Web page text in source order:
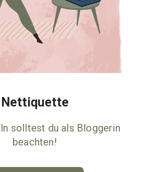
Nettiquette
solltest du als Bloggerin
beachten!